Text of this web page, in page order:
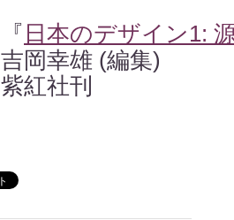
『 日本のデザイン1:
吉岡幸雄 (編集)
紫紅社刊